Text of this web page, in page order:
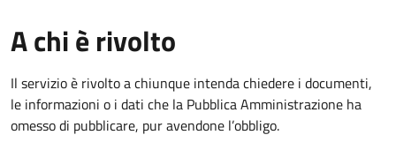
A chi è rivolto
Il servizio è rivolto a chiunque intenda chiedere i documenti,
le informazioni o i dati che la Pubblica Amministrazione ha
omesso di pubblicare, pur avendone l’obbligo.